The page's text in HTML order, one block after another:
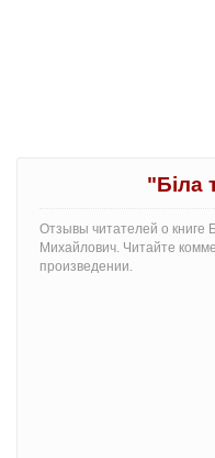
"Бiла
Отзывы читателей о книге
Михайлович. Читайте
произведении.